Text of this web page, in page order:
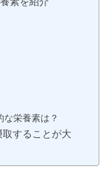
栄養素は？
取することが大